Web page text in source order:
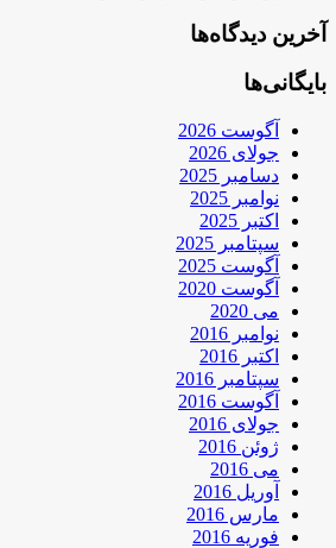
آخرین دیدگاه‌ها
بایگانی‌ها
آگوست 2026
جولای 2026
دسامبر 2025
نوامبر 2025
اکتبر 2025
سپتامبر 2025
آگوست 2025
آگوست 2020
می 2020
نوامبر 2016
اکتبر 2016
سپتامبر 2016
آگوست 2016
جولای 2016
ژوئن 2016
می 2016
آوریل 2016
مارس 2016
فوریه 2016